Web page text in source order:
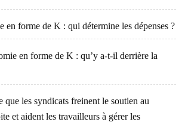
en forme de K : qui détermine les dépenses ?
en forme de K : qu’y a-t-il derrière la
que les syndicats freinent le soutien au
et aident les travailleurs à gérer les